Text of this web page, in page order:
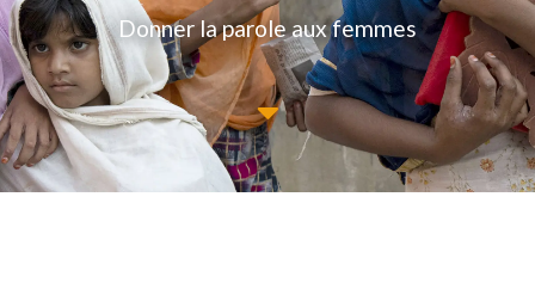
Donner la parole aux femmes